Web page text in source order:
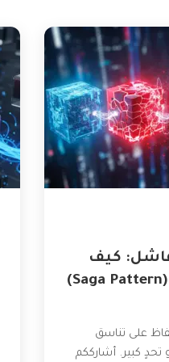
كيف
أنقذني نمط ‘الساجا’ (Saga Pattern)
على تناسق
تحدٍ كبير. أشارككم